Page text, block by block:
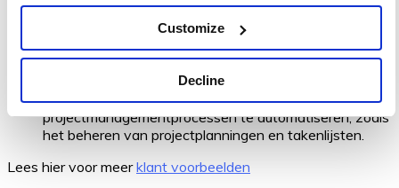
Customize
Decline
communiceren met klanten over verstoringen;
productie- en logistieke processen te automatiseren,
zoals het beheren van bestellingen en
voorraadbeheer;
verkoopprocessen te automatiseren, zoals het
genereren van offertes en facturen;
projectmanagementprocessen te automatiseren, zoals
het beheren van projectplanningen en takenlijsten.
Lees hier voor meerklant voorbeelden